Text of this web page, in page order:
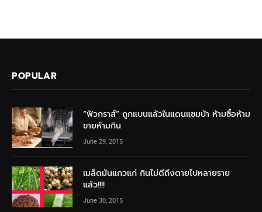
POPULAR
“ฟัวกราส์” ถูกแบนแล้วในแดนแซมบ้า ห้ามซื้อห้าม
ขายห้ามกิน
June 29, 2015
เมล็ดมันแกวแก่ กินไม่ดีถึงตายไปหลายราย
แล้ว!!!!
June 30, 2015